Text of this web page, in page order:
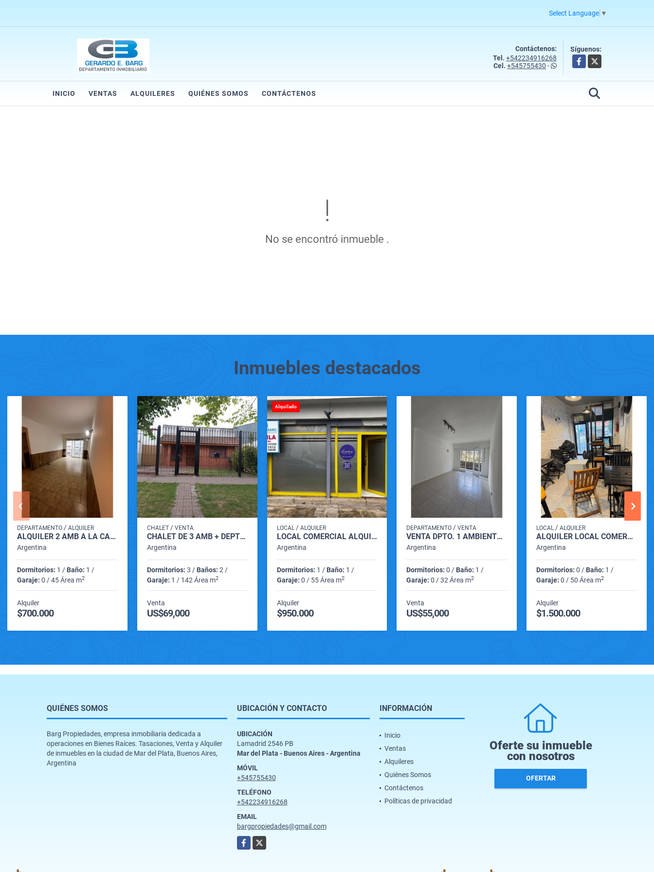
Select Language ▼
Contáctenos:
Tel. +542234916268
Cel. +545755430 -
Síguenos:
Facebook
X
INICIO VENTAS ALQUILERES QUIÉNES SOMOS CONTÁCTENOS
No se encontró inmueble .
Inmuebles destacados
DEPARTAMENTO / ALQUILER
ALQUILER 2 AMB A LA CALLE
Argentina
Dormitorios: 1 / Baño: 1 /
Garaje: 0 / 45 Área m2
Alquiler
$700.000
CHALET/ VENTA
CHALET DE 3 AMB + DEPTO (ROCA 5100)
Argentina
Dormitorios: 3 / Baños: 2 /
Garaje: 1 / 142 Área m2
Venta
US$69,000
Alquilado
LOCAL / ALQUILER
LOCAL COMERCIAL ALQUILER (SANTIAGO DEL ESTERO 3900)
Argentina
Dormitorios: 1 / Baño: 1 /
Garaje: 0 / 55 Área m2
Alquiler
$950.000
DEPARTAMENTO /VENTA
VENTA DPTO. 1 AMBIENTE A LA CALLE CON BALCÓN
Argentina
Dormitorios: 0 / Baño: 1 /
Garaje: 0 / 32 Área m2
Venta
US$55,000
LOCAL /ALQUILER
ALQUILER LOCAL COMERCIAL (LAMADRID 2500)
Argentina
Dormitorios: 0 / Baño: 1 /
Garaje: 0 / 50 Área m2
Alquiler
$1.500.000
QUIÉNES SOMOS
Barg Propiedades, empresa inmobiliaria dedicada a
operaciones en Bienes Raíces. Tasaciones, Venta y Alquiler
de inmuebles en la ciudad de Mar del Plata, Buenos Aires,
Argentina
UBICACIÓN Y CONTACTO
UBICACIÓN
Lamadrid 2546 PB
Mar del Plata - Buenos Aires - Argentina
MÓVIL
+545755430
TELÉFONO
+542234916268
EMAIL
bargpropiedades@gmail.com
Facebook
X
INFORMACIÓN
Inicio
Ventas
Alquileres
Quiénes Somos
Contáctenos
Políticas de privacidad
Oferte su inmueble
con nosotros
OFERTAR